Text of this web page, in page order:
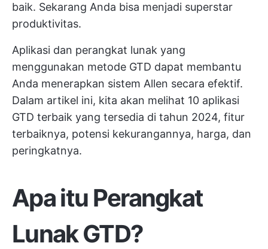
baik. Sekarang Anda bisa menjadi superstar
produktivitas.
Aplikasi dan perangkat lunak yang
menggunakan metode GTD dapat membantu
Anda menerapkan sistem Allen secara efektif.
Dalam artikel ini, kita akan melihat 10 aplikasi
GTD terbaik yang tersedia di tahun 2024, fitur
terbaiknya, potensi kekurangannya, harga, dan
peringkatnya.
Apa itu Perangkat
Lunak GTD?